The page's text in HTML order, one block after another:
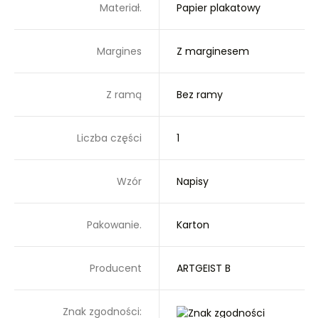
Materiał. Papier plakatowy
Margines Z marginesem
Z ramą Bez ramy
Liczba części 1
Wzór Napisy
Pakowanie. Karton
Producent ARTGEIST B
Znak zgodności: